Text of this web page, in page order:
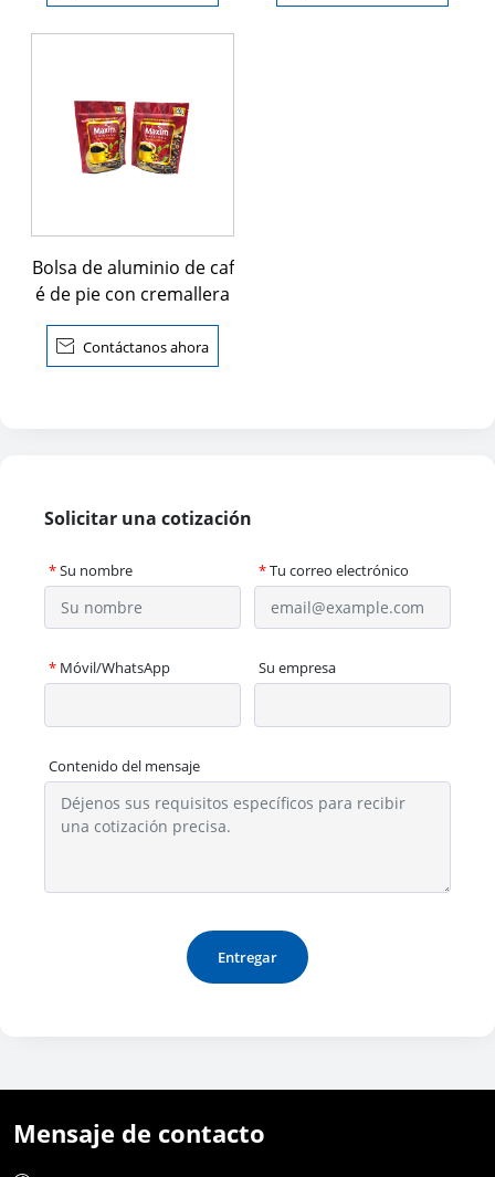
Bolsa de aluminio de caf
é de pie con cremallera
 Contáctanos ahora
Solicitar una cotización
*Su nombre *Tu correo electrónico
* Móvil/WhatsApp Su empresa
Contenido del mensaje
Entregar
Mensaje de contacto